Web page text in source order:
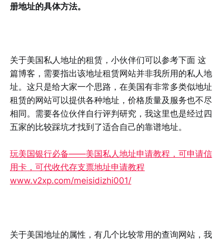
册地址的具体方法。
关于美国私人地址的租赁，小伙伴们可以参考下面 这
篇博客，需要指出该地址租赁网站并非我所用的私人地
址。这只是给大家一个思路，在美国有非常多类似地址
租赁的网站可以提供各种地址，价格质量及服务也不尽
相同。需要各位伙伴自行评判研究，我这里也是经过四
五家的比较踩坑才找到了适合自己的靠谱地址。
玩美国银行必备——美国私人地址申请教程，可申请信
用卡，可代收代存支票地址申请教程​
www.v2xp.com/meisidizhi001/
关于美国地址的属性，有几个比较常用的查询网站，我